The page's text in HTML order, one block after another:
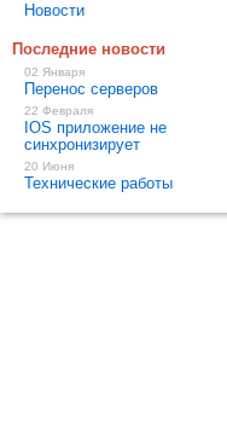
Новости
Последние новости
02 Января
Перенос серверов
22 Февраля
IOS приложение не
синхронизирует
20 Июня
Технические работы